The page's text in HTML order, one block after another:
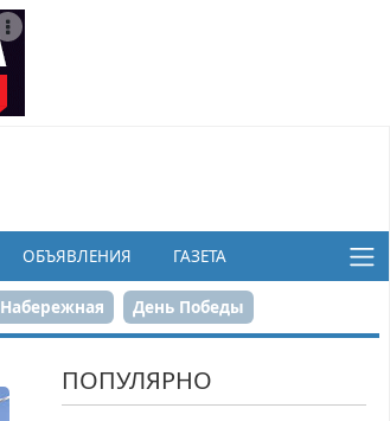
ОБЪЯВЛЕНИЯ ГАЗЕТА
Набережная День Победы
ПОПУЛЯРНО